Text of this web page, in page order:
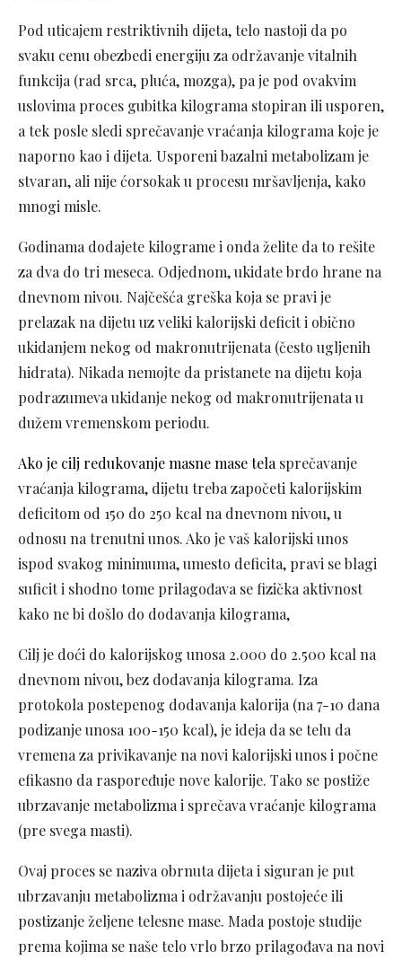
Pod uticajem restriktivnih dijeta, telo nastoji da po
svaku cenu obezbedi energiju za održavanje vitalnih
funkcija (rad srca, pluća, mozga), pa je pod ovakvim
uslovima proces gubitka kilograma stopiran ili usporen,
a tek posle sledi sprečavanje vraćanja kilograma koje je
naporno kao i dijeta. Usporeni bazalni metabolizam je
stvaran, ali nije ćorsokak u procesu mršavljenja, kako
mnogi misle.
Godinama dodajete kilograme i onda želite da to rešite
za dva do tri meseca. Odjednom, ukidate brdo hrane na
dnevnom nivou. Najčešća greška koja se pravi je
prelazak na dijetu uz veliki kalorijski deficit i obično
ukidanjem nekog od makronutrijenata (često ugljenih
hidrata). Nikada nemojte da pristanete na dijetu koja
podrazumeva ukidanje nekog od makronutrijenata u
dužem vremenskom periodu.
Ako je cilj redukovanje masne mase tela sprečavanje
vraćanja kilograma, dijetu treba započeti kalorijskim
deficitom od 150 do 250 kcal na dnevnom nivou, u
odnosu na trenutni unos. Ako je vaš kalorijski unos
ispod svakog minimuma, umesto deficita, pravi se blagi
suficit i shodno tome prilagođava se fizička aktivnost
kako ne bi došlo do dodavanja kilograma,
Cilj je doći do kalorijskog unosa 2.000 do 2.500 kcal na
dnevnom nivou, bez dodavanja kilograma. Iza
protokola postepenog dodavanja kalorija (na 7-10 dana
podizanje unosa 100-150 kcal), je ideja da se telu da
vremena za privikavanje na novi kalorijski unos i počne
efikasno da raspoređuje nove kalorije. Tako se postiže
ubrzavanje metabolizma i sprečava vraćanje kilograma
(pre svega masti).
Ovaj proces se naziva obrnuta dijeta i siguran je put
ubrzavanju metabolizma i održavanju postojeće ili
postizanje željene telesne mase. Mada postoje studije
prema kojima se naše telo vrlo brzo prilagođava na novi